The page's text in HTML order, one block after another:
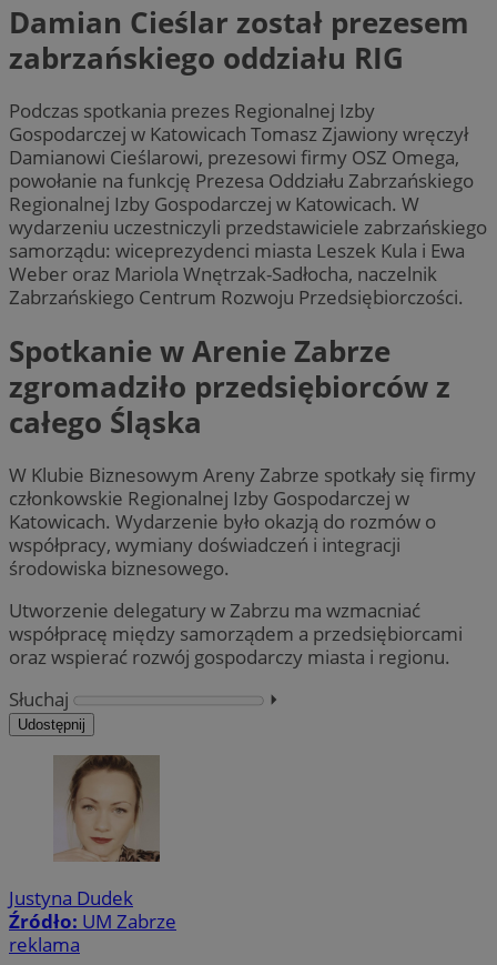
Damian Cieślar został prezesem
zabrzańskiego oddziału RIG
Podczas spotkania prezes Regionalnej Izby
Gospodarczej w Katowicach Tomasz Zjawiony wręczył
Damianowi Cieślarowi, prezesowi firmy OSZ Omega,
powołanie na funkcję Prezesa Oddziału Zabrzańskiego
Regionalnej Izby Gospodarczej w Katowicach. W
wydarzeniu uczestniczyli przedstawiciele zabrzańskiego
samorządu: wiceprezydenci miasta Leszek Kula i Ewa
Weber oraz Mariola Wnętrzak-Sadłocha, naczelnik
Zabrzańskiego Centrum Rozwoju Przedsiębiorczości.
Spotkanie w Arenie Zabrze
zgromadziło przedsiębiorców z
całego Śląska
W Klubie Biznesowym Areny Zabrze spotkały się firmy
członkowskie Regionalnej Izby Gospodarczej w
Katowicach. Wydarzenie było okazją do rozmów o
współpracy, wymiany doświadczeń i integracji
środowiska biznesowego.
Utworzenie delegatury w Zabrzu ma wzmacniać
współpracę między samorządem a przedsiębiorcami
oraz wspierać rozwój gospodarczy miasta i regionu.
Słuchaj
⏵︎
Udostępnij
Justyna Dudek
Źródło: UM Zabrze
reklama